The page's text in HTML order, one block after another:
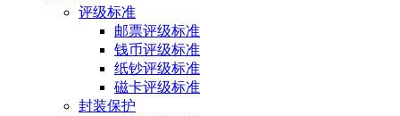
评级标准
邮票评级标准
钱币评级标准
纸钞评级标准
磁卡评级标准
封装保护